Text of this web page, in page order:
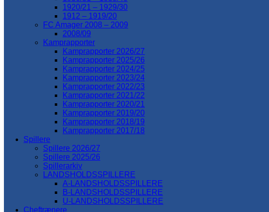
1920/21 – 1929/30
1912 – 1919/20
FC Amager 2008 – 2009
2008/09
Kamprapporter
Kamprapporter 2026/27
Kamprapporter 2025/26
Kamprapporter 2024/25
Kamprapporter 2023/24
Kamprapporter 2022/23
Kamprapporter 2021/22
Kamprapporter 2020/21
Kamprapporter 2019/20
Kamprapporter 2018/19
Kamprapporter 2017/18
Spillere
Spillere 2026/27
Spillere 2025/26
Spillerarkiv
LANDSHOLDSSPILLERE
A-LANDSHOLDSSPILLERE
B-LANDSHOLDSSPILLERE
U-LANDSHOLDSSPILLERE
Cheftrænere